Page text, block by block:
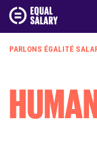
PARLONS ÉGALITÉ